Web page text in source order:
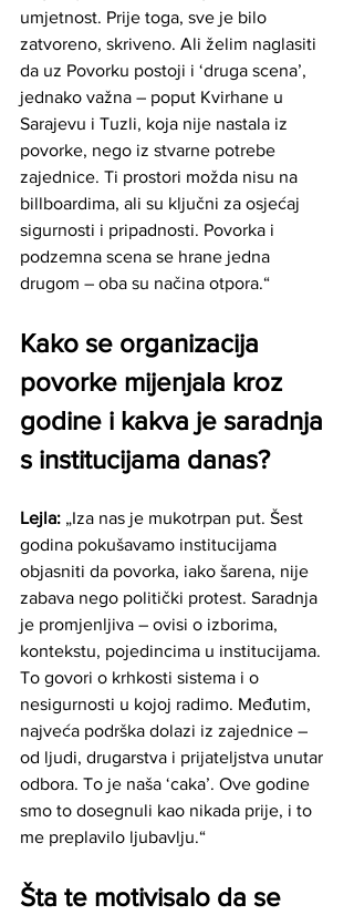
umjetnost. Prije toga, sve je bilo
zatvoreno, skriveno. Ali želim naglasiti
da uz Povorku postoji i ‘druga scena’,
jednako važna – poput Kvirhane u
Sarajevu i Tuzli, koja nije nastala iz
povorke, nego iz stvarne potrebe
zajednice. Ti prostori možda nisu na
billboardima, ali su ključni za osjećaj
sigurnosti i pripadnosti. Povorka i
podzemna scena se hrane jedna
drugom – oba su načina otpora.“
Kako se organizacija
povorke mijenjala kroz
godine i kakva je saradnja
s institucijama danas?
Lejla: „Iza nas je mukotrpan put. Šest
godina pokušavamo institucijama
objasniti da povorka, iako šarena, nije
zabava nego politički protest. Saradnja
je promjenljiva – ovisi o izborima,
kontekstu, pojedincima u institucijama.
To govori o krhkosti sistema i o
nesigurnosti u kojoj radimo. Međutim,
najveća podrška dolazi iz zajednice –
od ljudi, drugarstva i prijateljstva unutar
odbora. To je naša ‘caka’. Ove godine
smo to dosegnuli kao nikada prije, i to
me preplavilo ljubavlju.“
Šta te motivisalo da se